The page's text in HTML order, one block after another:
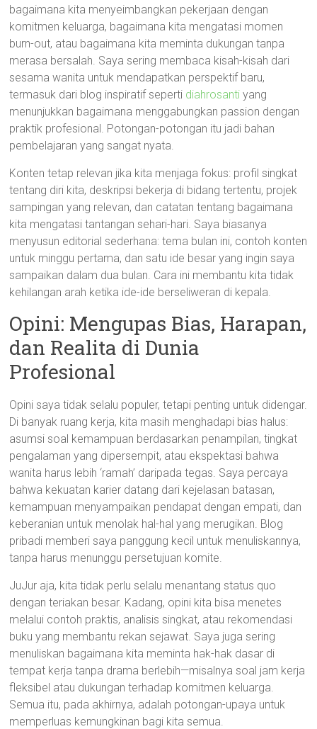
bagaimana kita menyeimbangkan pekerjaan dengan
komitmen keluarga, bagaimana kita mengatasi momen
burn-out, atau bagaimana kita meminta dukungan tanpa
merasa bersalah. Saya sering membaca kisah-kisah dari
sesama wanita untuk mendapatkan perspektif baru,
termasuk dari blog inspiratif seperti diahrosanti yang
menunjukkan bagaimana menggabungkan passion dengan
praktik profesional. Potongan-potongan itu jadi bahan
pembelajaran yang sangat nyata.
Konten tetap relevan jika kita menjaga fokus: profil singkat
tentang diri kita, deskripsi bekerja di bidang tertentu, projek
sampingan yang relevan, dan catatan tentang bagaimana
kita mengatasi tantangan sehari-hari. Saya biasanya
menyusun editorial sederhana: tema bulan ini, contoh konten
untuk minggu pertama, dan satu ide besar yang ingin saya
sampaikan dalam dua bulan. Cara ini membantu kita tidak
kehilangan arah ketika ide-ide berseliweran di kepala.
Opini: Mengupas Bias, Harapan,
dan Realita di Dunia
Profesional
Opini saya tidak selalu populer, tetapi penting untuk didengar.
Di banyak ruang kerja, kita masih menghadapi bias halus:
asumsi soal kemampuan berdasarkan penampilan, tingkat
pengalaman yang dipersempit, atau ekspektasi bahwa
wanita harus lebih ‘ramah’ daripada tegas. Saya percaya
bahwa kekuatan karier datang dari kejelasan batasan,
kemampuan menyampaikan pendapat dengan empati, dan
keberanian untuk menolak hal-hal yang merugikan. Blog
pribadi memberi saya panggung kecil untuk menuliskannya,
tanpa harus menunggu persetujuan komite.
JuJur aja, kita tidak perlu selalu menantang status quo
dengan teriakan besar. Kadang, opini kita bisa menetes
melalui contoh praktis, analisis singkat, atau rekomendasi
buku yang membantu rekan sejawat. Saya juga sering
menuliskan bagaimana kita meminta hak-hak dasar di
tempat kerja tanpa drama berlebih—misalnya soal jam kerja
fleksibel atau dukungan terhadap komitmen keluarga.
Semua itu, pada akhirnya, adalah potongan-upaya untuk
memperluas kemungkinan bagi kita semua.